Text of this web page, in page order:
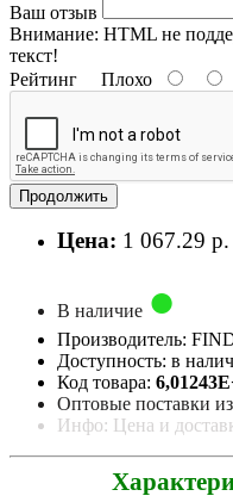
Ваш отзыв
Внимание: HTML не
текст!
Рейтинг Плохо
Продолжить
Цена: 1 067.29 р.
В наличие
Производитель:
Доступность: в
Код товара:
Оптовые поставки
Инфо: Цена и